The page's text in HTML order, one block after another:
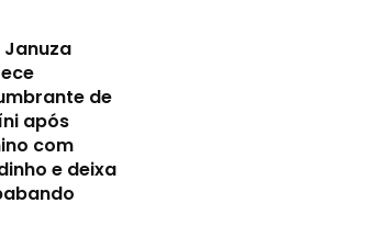
Januza
de
após
com
e deixa